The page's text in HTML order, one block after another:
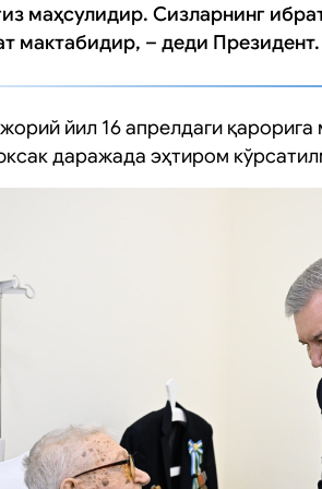
маҳсулидир. Сизларнинг
мактабидир, – деди Президент.
йил 16 апрелдаги
даражада эҳтиром